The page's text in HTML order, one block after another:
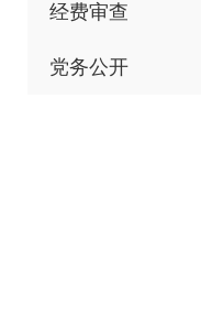
经费审查
党务公开